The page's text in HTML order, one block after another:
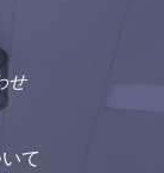
せ
て